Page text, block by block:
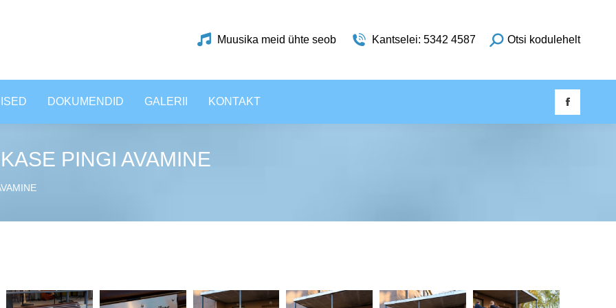
Muusika meid ühte seob Kantselei: 5342 4587 Otsi kodulehelt
DOKUMENDID GALERII KONTAKT
PINGI AVAMINE